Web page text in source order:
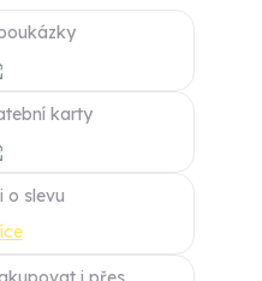
karty
o slevu